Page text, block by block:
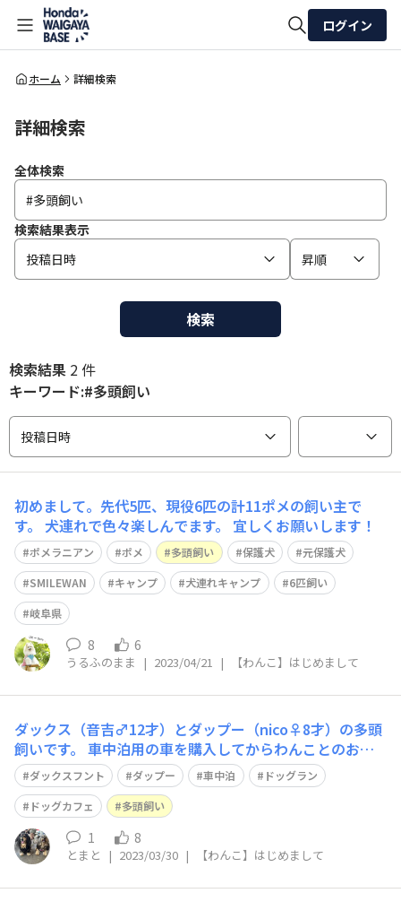
全体検索
ログイン
ホーム 詳細検索
詳細検索
全体検索
検索結果表示
投稿日時
昇順
検索
検索結果 2 件
キーワード:#多頭飼い
投稿日時
初めまして。先代5匹、現役6匹の計11ポメの飼い主で
す。 犬連れで色々楽しんでます。 宜しくお願いします！
ポメラニアン ポメ 多頭飼い 保護犬
元保護犬
SMILEWAN
キャンプ 犬連れキャンプ
6匹飼い
岐阜県
8 6
うるふのまま | 2023/04/21 | 【わんこ】はじめまして
ダックス（音吉♂12才）とダップー（nico♀8才）の多頭
飼いです。 車中泊用の車を購入してからわんことのお出
かけが増えました！！ ドッグランやドッグカフェ、わん
こ連れで泊まれる宿や車中泊などの情報を交換出来たら嬉
しいです。 よろしくお願い致します。
ダックスフント ダップー 車中泊
ドッグラン
ドッグカフェ
多頭飼い
1 8
とまと | 2023/03/30 | 【わんこ】はじめまして